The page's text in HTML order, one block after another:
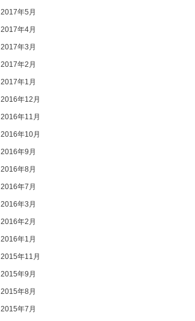
2017年5月
2017年4月
2017年3月
2017年2月
2017年1月
2016年12月
2016年11月
2016年10月
2016年9月
2016年8月
2016年7月
2016年3月
2016年2月
2016年1月
2015年11月
2015年9月
2015年8月
2015年7月